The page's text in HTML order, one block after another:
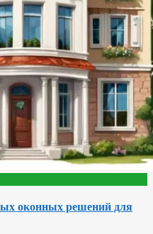
оконных решений для